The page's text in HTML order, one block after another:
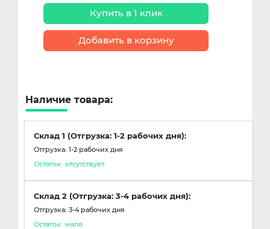
Купить в 1 клик
Добавить в корзину
Наличие товара:
Склад 1 (Отгрузка: 1-2 рабочих дня):
Отгрузка: 1-2 рабочих дня
Остаток: отсутствует
Склад 2 (Отгрузка: 3-4 рабочих дня):
Отгрузка: 3-4 рабочих дня
Остаток: мало